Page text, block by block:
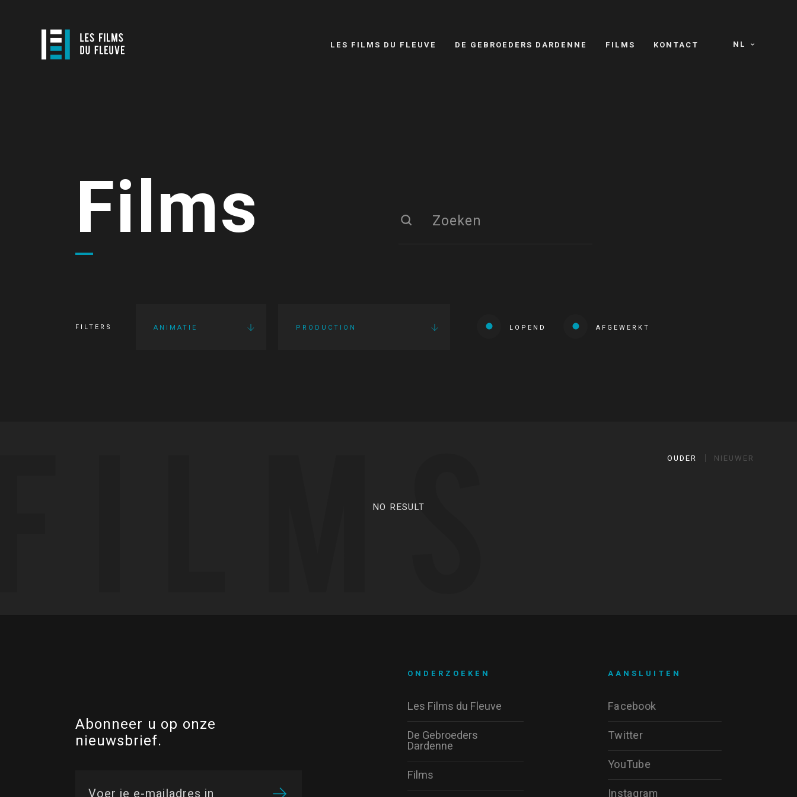
NL
LES FILMS DU FLEUVE DE GEBROEDERS DARDENNE FILMS KONTACT
Films
FILTERS ANIMATIE PRODUCTION LOPEND AFGEWERKT
OUDER NIEUWER
NO RESULT
Abonneer u op onze
nieuwsbrief.
AANSLUITEN
Facebook
Twitter
YouTube
Instagram
ONDERZOEKEN
Les Films du Fleuve
De Gebroeders
Dardenne
Films